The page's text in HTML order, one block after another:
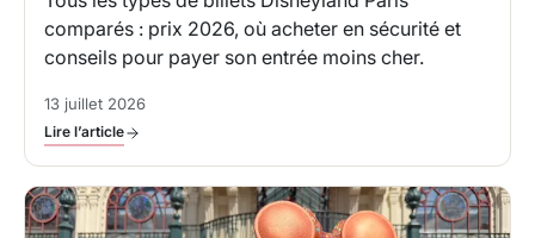
comparés : prix 2026, où acheter en sécurité et
conseils pour payer son entrée moins cher.
13 juillet 2026
Lire l’article